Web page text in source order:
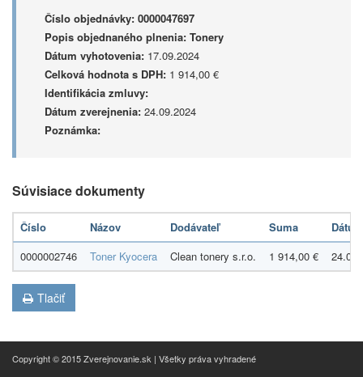
Číslo objednávky: 0000047697
Popis objednaného plnenia: Tonery
Dátum vyhotovenia: 17.09.2024
Celková hodnota s DPH: 1 914,00 €
Identifikácia zmluvy:
Dátum zverejnenia: 24.09.2024
Poznámka:
Súvisiace dokumenty
Číslo Názov Dodávateľ Suma
Dátum
0000002746
Toner Kyocera Clean tonery s.r.o. 1 914,00 €
Tlačiť
Copyright © 2015 Zverejnovanie.sk | Všetky práva vyhradené